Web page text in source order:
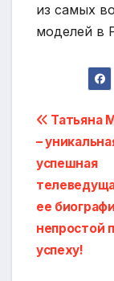
из самых
моделей в
по
Татьяна
–
успешная
ее
непростой
успеху!